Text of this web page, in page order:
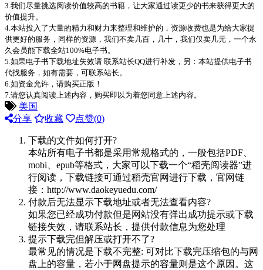
3.我们尽量挑选阅读价值较高的书籍，让大家通过读更少的书来获得更大的
价值提升。
4.本站投入了大量的精力和财力来整理和维护的，资源收费也是为给大家提
供更好的服务，同样的资源，我们不卖几百，几十，我们仅卖几元，一个永
久会员能下载全站100%电子书。
5.如果电子书下载地址失效请 联系站长QQ进行补发，另：本站提供电子书
代找服务，如有需要，可联系站长。
6.如资金允许，请购买正版！
7.请您认真阅读上述内容，购买即以为着您同意上述内容。
美国
分享
收藏 点赞(0)
下载的文件如何打开?
本站所有电子书都是采用常规格式的，一般包括PDF、
mobi、epub等格式，大家可以下载一个“稻壳阅读器”进
行阅读，下载链接可通过稻壳官网进行下载，官网链
接：http://www.daokeyuedu.com/
付款后无法显示下载地址或者无法查看内容?
如果您已经成功付款但是网站没有弹出成功提示或下载
链接失效，请联系站长，提供付款信息为您处理
提示下载完但解压或打开不了?
最常见的情况是下载不完整: 可对比下载完压缩包的与网
盘上的容量，若小于网盘提示的容量则是这个原因。这